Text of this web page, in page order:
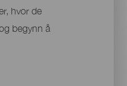
hvor de
begynn å